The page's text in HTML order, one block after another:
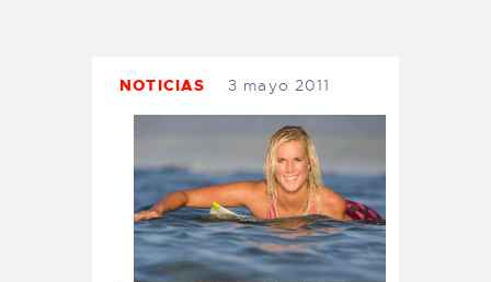
PEDIDOS
NOTICIAS 3 mayo 2011